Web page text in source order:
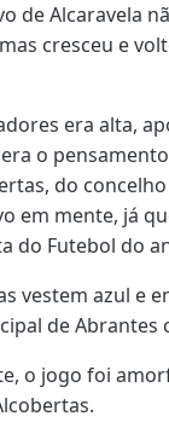
de Alcaravela
cresceu e
era alta,
o
do
em mente, já
do Futebol do
vestem azul e
de Abrantes
o jogo foi